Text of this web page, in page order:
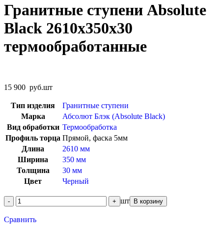
Гранитные ступени Absolute
Black 2610х350х30
термообработанные
15 900 руб.шт
Тип изделия
Гранитные ступени
Марка
Абсолют Блэк (Absolute Black)
Вид обработки Термообработка
Профиль торца Прямой, фаска 5мм
Длина
2610 мм
Ширина
350 мм
Толщина
30 мм
Цвет
Черный
шт В корзину
Сравнить